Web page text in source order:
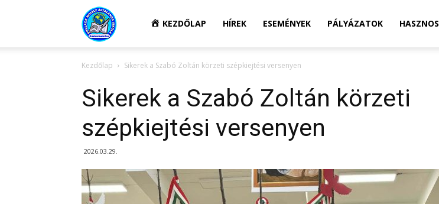
Kazincbarcikai
Pollack
Mihály
KEZDŐLAP HÍREK ESEMÉNYEK PÁLYÁZATOK HASZNOS
Kezdőlap Sikerek a Szabó Zoltán körzeti szépkiejtési versenyen
Sikerek a Szabó Zoltán körzeti
szépkiejtési versenyen
2026.03.29.